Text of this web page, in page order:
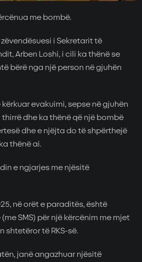
me bombë.
i Sekretarit të
Arben Loshi, i cili ka thënë se
bërë nga një person në gjuhën
evakuimi, sepse në gjuhën
dhe ka thënë që një bombë
dhe e njëjta do të shpërthejë
thënë ai.
e ngjarjes me njësitë
në orët e paraditës, është
SMS) për një kërcënim me mjet
shtetëror të RKS-së.
janë angazhuar njësitë